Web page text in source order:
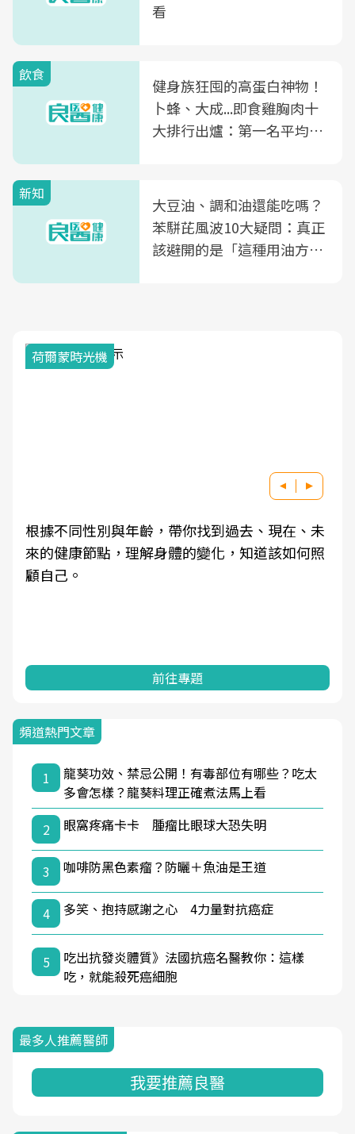
看
飲食
健身族狂囤的高蛋白神物！
卜蜂、大成...即食雞胸肉十
大排行出爐：第一名平均一
新知
大豆油、調和油還能吃嗎？
苯駢芘風波10大疑問：真正
該避開的是「這種用油方
荷爾蒙時光機
根據不同性別與年齡，帶你找到過去、現在、未
來的健康節點，理解身體的變化，知道該如何照
顧自己。
前往專題
頻道熱門文章
1
龍葵功效、禁忌公開！有毒部位有哪些？吃太
多會怎樣？龍葵料理正確煮法馬上看
2
眼窩疼痛卡卡 腫瘤比眼球大恐失明
3 咖啡防黑色素瘤？防曬＋魚油是王道
4 多笑、抱持感謝之心 4力量對抗癌症
5
吃出抗發炎體質》法國抗癌名醫教你：這樣
吃，就能殺死癌細胞
最多人推薦醫師
我要推薦良醫